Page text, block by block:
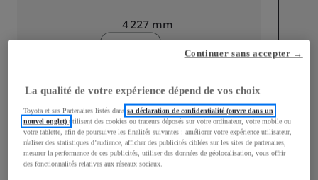
4 227 mm
Largeur
1 797mm
La qualité de votre expérience dépend de vos choix
Toyota et ses Partenaires listés danssa déclaration de confidentialité (ouvre dans un
nouvel onglet)utilisent des cookies ou traceurs déposés sur votre ordinateur, votre mobile ou
votre tablette, afin de poursuivre les finalités suivantes : améliorer votre expérience utilisateur,
réaliser des statistiques d’audience, afficher des publicités ciblées sur les sites de partenaires,
mesurer la performance de ces publicités, utiliser des données de géolocalisation, vous offrir
des fonctionnalités relatives aux réseaux sociaux.
Continuer sans accepter →